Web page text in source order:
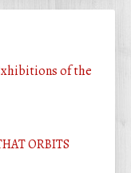
of the
ORBITS